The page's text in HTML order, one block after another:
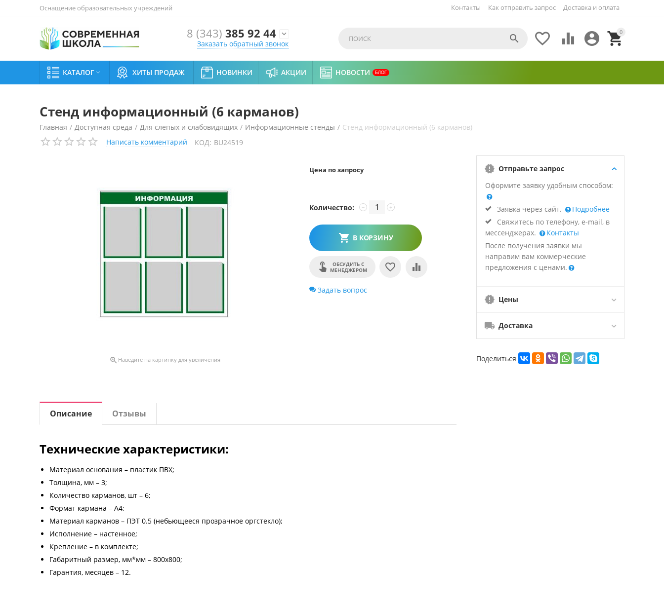
Оснащение образовательных учреждений Как отправить запрос Доставка и оплата
Контакты
8 (343) 385 92 44 
Заказать обратный звонок
0


 

КАТАЛОГ  ХИТЫ ПРОДАЖ НОВИНКИ АКЦИИ НОВОСТИ БЛОГ
Стенд информационный (6 карманов)
Главная / Доступная среда / Для слепых и слабовидящих / Информационные стенды / Стенд информационный (6 карманов)
Написать комментарий
КОД: BU24519
 Наведите на картинку для увеличения
Цена по запросу
Количество: +
−
В КОРЗИНУ
ОБСУДИТЬ С
МЕНЕДЖЕРОМ
Задать вопрос
Отправьте запрос
Оформите заявку удобным способом:
Заявка через сайт.
Подробнее
Свяжитесь по телефону, e-mail, в
мессенджерах.
Контакты
После получения заявки мы
направим вам коммерческие
предложения с ценами.
Цены
Доставка
Поделиться
Описание Отзывы
Технические характеристики:
Материал основания – пластик ПВХ;
Толщина, мм – 3;
Количество карманов, шт – 6;
Формат кармана – А4;
Материал карманов – ПЭТ 0.5 (небьющееся прозрачное оргстекло);
Исполнение – настенное;
Крепление – в комплекте;
Габаритный размер, мм*мм – 800х800;
Гарантия, месяцев – 12.